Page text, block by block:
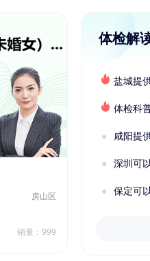
成
购
刚刚
购
房山区
销量：999
秦皇岛市第一
体检解
盐城提供肠胃疾病检
体检科普
咸阳提供肠胃疾病检
深圳可以做全
保定可以做青年